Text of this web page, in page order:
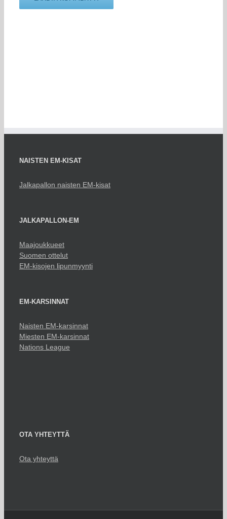
NAISTEN EM-KISAT
Jalkapallon naisten EM-kisat
JALKAPALLON-EM
Maajoukkueet
Suomen ottelut
EM-kisojen lipunmyynti
EM-KARSINNAT
Naisten EM-karsinnat
Miesten EM-karsinnat
Nations League
OTA YHTEYTTÄ
Ota yhteyttä